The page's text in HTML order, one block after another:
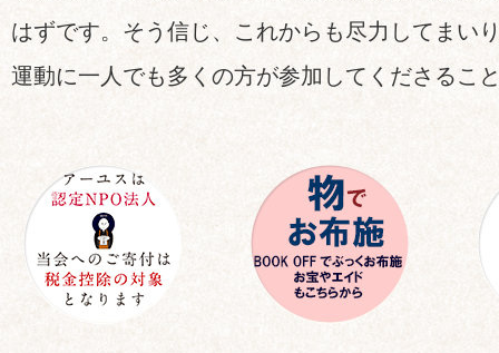
はずです。そう信じ、これからも尽力してまい
運動に一人でも多くの方が参加してくださるこ